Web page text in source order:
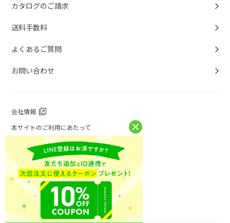
カタログのご請求
送料手数料
よくあるご質問
お問い合わせ
会社情報
本サイトのご利用にあたって
個人情報保護方針
個人情報取扱について
特定商取引法に基づく表記
お問い合わせ
ニチレイフーズ公式ホームページ